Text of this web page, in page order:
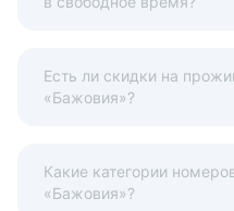
Есть ли скидки на
«Бажовия»?
Какие категории
«Бажовия»?